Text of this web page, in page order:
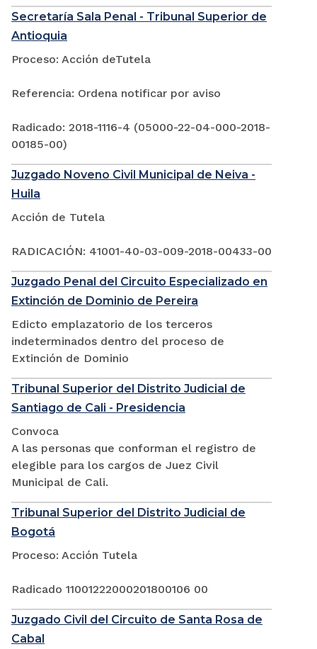
Secretaría Sala Penal - Tribunal Superior de
Antioquia
Proceso: Acción deTutela
Referencia: Ordena notificar por aviso
Radicado: 2018-1116-4 (05000-22-04-000-2018-
00185-00)
Juzgado Noveno Civil Municipal de Neiva -
Huila
Acción de Tutela
RADICACIÓN: 41001-40-03-009-2018-00433-00
Juzgado Penal del Circuito Especializado en
Extinción de Dominio de Pereira
Edicto emplazatorio de los terceros
indeterminados dentro del proceso de
Extinción de Dominio
Tribunal Superior del Distrito Judicial de
Santiago de Cali - Presidencia
Convoca
A las personas que conforman el registro de
elegible para los cargos de Juez Civil
Municipal de Cali.
Tribunal Superior del Distrito Judicial de
Bogotá
Proceso: Acción Tutela
Radicado 11001222000201800106 00
Juzgado Civil del Circuito de Santa Rosa de
Cabal